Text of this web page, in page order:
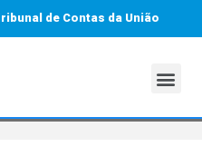
de Contas da União